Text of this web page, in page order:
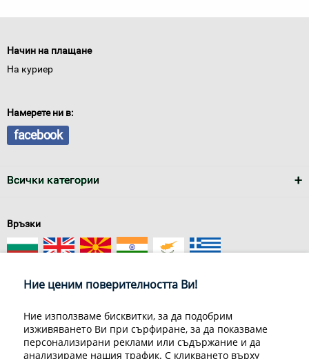
Начин на плащане
На куриер
Намерете ни в:
facebook
Всички категории
Връзки
За нас
Условия за доставка
Конфиденциалност на информацията
Общи условия
Ние ценим поверителността Ви!
Ние използваме бисквитки, за да подобрим
изживяването Ви при сърфиране, за да показваме
персонализирани реклами или съдържание и да
анализираме нашия трафик. С кликването върху